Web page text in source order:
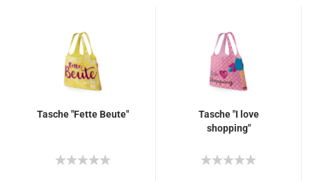
Tasche "Fette Beute"
Tasche "I love
shopping"